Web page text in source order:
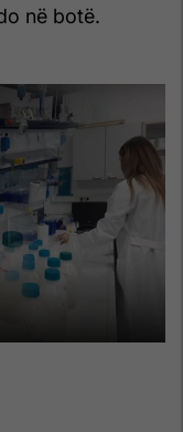
në botë.